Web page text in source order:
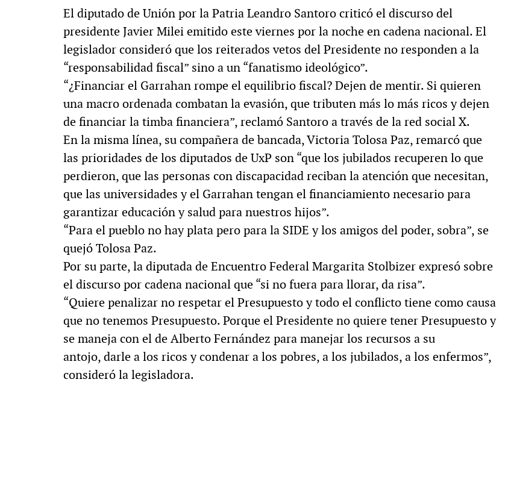
El diputado de Unión por la Patria Leandro Santoro criticó el discurso del
presidente Javier Milei emitido este viernes por la noche en cadena nacional. El
legislador consideró que los reiterados vetos del Presidente no responden a la
“responsabilidad fiscal” sino a un “fanatismo ideológico”.
“¿Financiar el Garrahan rompe el equilibrio fiscal? Dejen de mentir. Si quieren
una macro ordenada combatan la evasión, que tributen más lo más ricos y dejen
de financiar la timba financiera”, reclamó Santoro a través de la red social X.
En la misma línea, su compañera de bancada, Victoria Tolosa Paz, remarcó que
las prioridades de los diputados de UxP son “que los jubilados recuperen lo que
perdieron, que las personas con discapacidad reciban la atención que necesitan,
que las universidades y el Garrahan tengan el financiamiento necesario para
garantizar educación y salud para nuestros hijos”.
“Para el pueblo no hay plata pero para la SIDE y los amigos del poder, sobra”, se
quejó Tolosa Paz.
Por su parte, la diputada de Encuentro Federal Margarita Stolbizer expresó sobre
el discurso por cadena nacional que “si no fuera para llorar, da risa”.
“Quiere penalizar no respetar el Presupuesto y todo el conflicto tiene como causa
que no tenemos Presupuesto. Porque el Presidente no quiere tener Presupuesto y
se maneja con el de Alberto Fernández para manejar los recursos a su
antojo, darle a los ricos y condenar a los pobres, a los jubilados, a los enfermos”,
consideró la legisladora.